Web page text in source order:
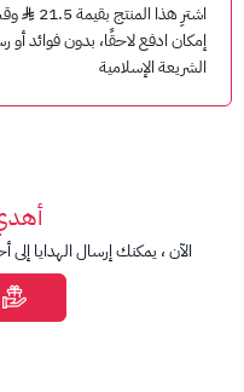
أسعار مناسبة
رصيد البطاقة :
17 ريال
اتصل بـ
ثم
اتبع التعليمات الصوتية
اشترِ هذا المنتج بقيمة 21.5
إمكان ادفع لاحقًا، بدون فوائد
الشريعة الإسلامية
الآن ، يمكنك إرسال الهدايا